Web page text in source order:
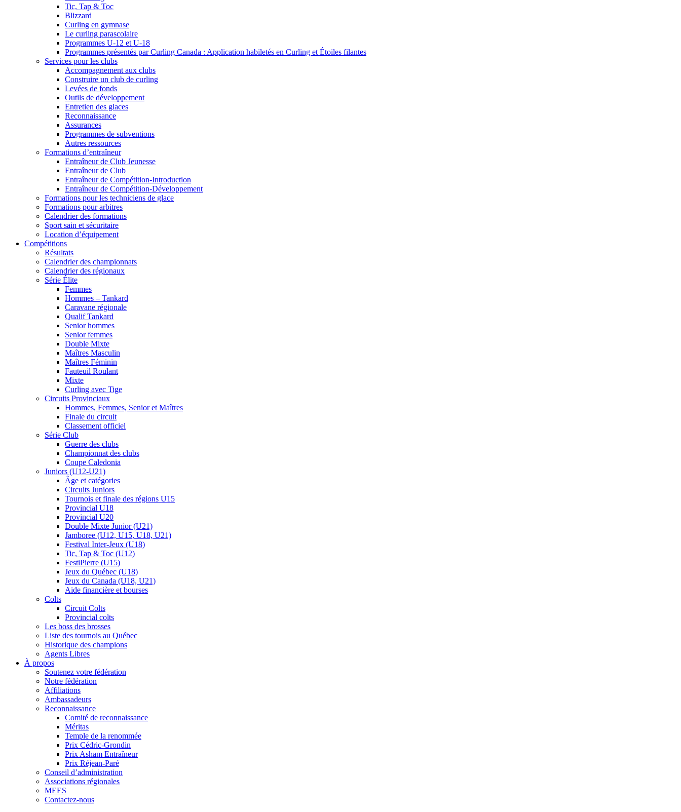
Tic, Tap & Toc
Blizzard
Curling en gymnase
Le curling parascolaire
Programmes U-12 et U-18
Programmes présentés par Curling Canada : Application habiletés en Curling et Étoiles filantes
Services pour les clubs
Accompagnement aux clubs
Construire un club de curling
Levées de fonds
Outils de développement
Entretien des glaces
Reconnaissance
Assurances
Programmes de subventions
Autres ressources
Formations d’entraîneur
Entraîneur de Club Jeunesse
Entraîneur de Club
Entraîneur de Compétition-Introduction
Entraîneur de Compétition-Développement
Formations pour les techniciens de glace
Formations pour arbitres
Calendrier des formations
Sport sain et sécuritaire
Location d’équipement
Compétitions
Résultats
Calendrier des championnats
Calendrier des régionaux
Série Élite
Femmes
Hommes – Tankard
Caravane régionale
Qualif Tankard
Senior hommes
Senior femmes
Double Mixte
Maîtres Masculin
Maîtres Féminin
Fauteuil Roulant
Mixte
Curling avec Tige
Circuits Provinciaux
Hommes, Femmes, Senior et Maîtres
Finale du circuit
Classement officiel
Série Club
Guerre des clubs
Championnat des clubs
Coupe Caledonia
Juniors (U12-U21)
Âge et catégories
Circuits Juniors
Tournois et finale des régions U15
Provincial U18
Provincial U20
Double Mixte Junior (U21)
Jamboree (U12, U15, U18, U21)
Festival Inter-Jeux (U18)
Tic, Tap & Toc (U12)
FestiPierre (U15)
Jeux du Québec (U18)
Jeux du Canada (U18, U21)
Aide financière et bourses
Colts
Circuit Colts
Provincial colts
Les boss des brosses
Liste des tournois au Québec
Historique des champions
Agents Libres
À propos
Soutenez votre fédération
Notre fédération
Affiliations
Ambassadeurs
Reconnaissance
Comité de reconnaissance
Méritas
Temple de la renommée
Prix Cédric-Grondin
Prix Asham Entraîneur
Prix Réjean-Paré
Conseil d’administration
Associations régionales
MEES
Contactez-nous